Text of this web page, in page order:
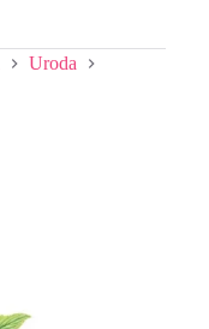
Uroda